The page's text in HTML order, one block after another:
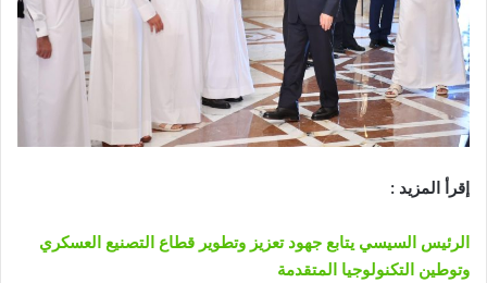
إقرأ المزيد :
الرئيس السيسي يتابع جهود تعزيز وتطوير قطاع التصنيع العسكري
وتوطين التكنولوجيا المتقدمة